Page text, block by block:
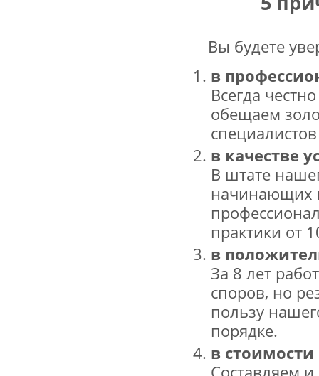
Вы будете
в
Всегда
обещаем
в качестве
В штате
начинающих
практики от
в
За 8 лет
споров, но
пользу
порядке.
в